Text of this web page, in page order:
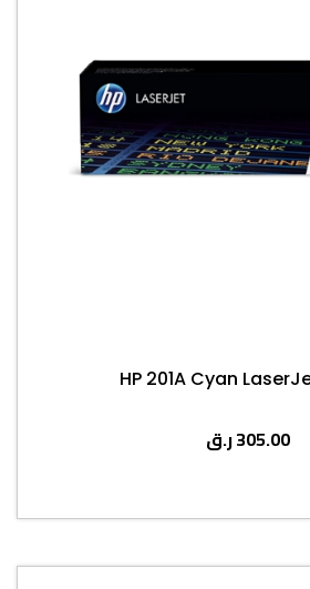
HP 201A Cyan
305.00ر.ق